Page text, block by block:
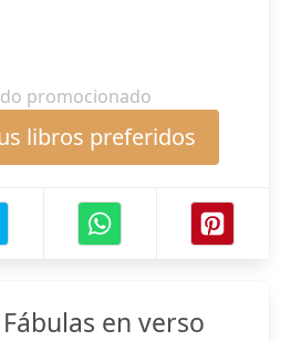
promocionado
libros preferidos
Fábulas en verso